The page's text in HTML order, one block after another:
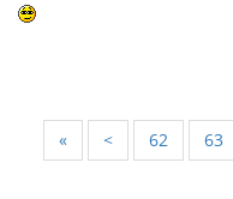
« < 62 63